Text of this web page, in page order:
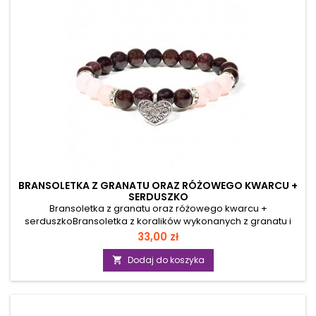
BRANSOLETKA Z GRANATU ORAZ RÓŻOWEGO KWARCU +
SERDUSZKO
Bransoletka z granatu oraz różowego kwarcu +
serduszkoBransoletka z koralików wykonanych z granatu i
różowego kwarcu oraz z metalowym ornamentem w
kształcie serca. Partie poszczególnych rodzajów koralików
oddzielone są od siebie metalowymi pierścieniami ze
szklanymi kryształkami. Metalowe elementy zostały
wykonane ze stopu cynku. Koraliki nawleczone są na bardzo
Cena
33,00 zł
 Dodaj do koszyka